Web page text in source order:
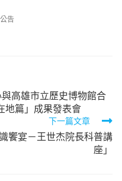
告
高雄市立歷史博物館合
地篇」成果發表會
下一篇文章
饗宴－王世杰院長科普講
座」